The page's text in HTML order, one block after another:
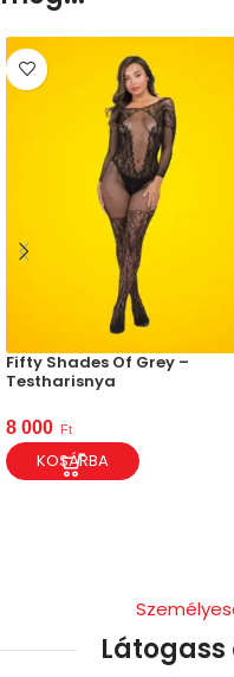
Fifty Shades Of Grey –
Testharisnya
8 000 Ft
KOSÁRBA